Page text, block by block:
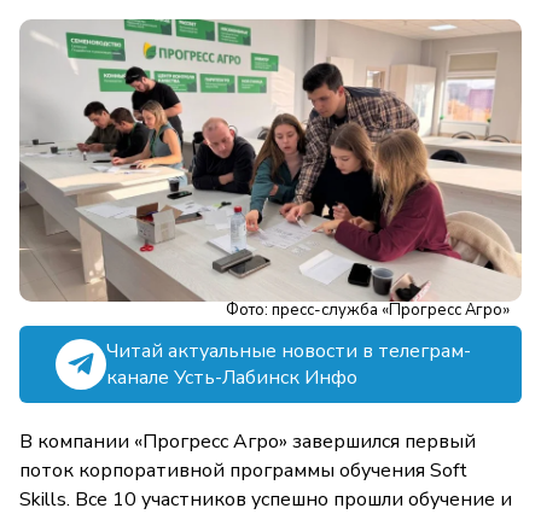
Фото: пресс-служба «Прогресс Агро»
Читай актуальные новости в телеграм-
канале Усть-Лабинск Инфо
В компании «Прогресс Агро» завершился первый
поток корпоративной программы обучения Soft
Skills. Все 10 участников успешно прошли обучение и